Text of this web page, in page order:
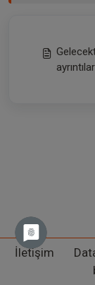
ayrıntılar
İletişim